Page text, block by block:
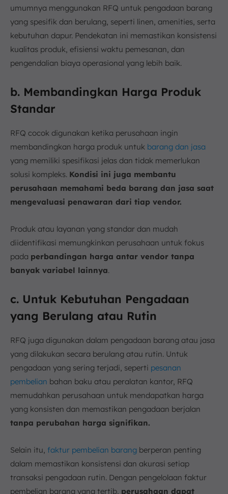
umumnya menggunakan RFQ untuk pengadaan barang
yang spesifik dan berulang, seperti linen, amenities, serta
kebutuhan dapur. Pendekatan ini memastikan konsistensi
kualitas produk, efisiensi waktu pemesanan, dan
pengendalian biaya operasional yang lebih baik.
b. Membandingkan Harga Produk
Standar
RFQ cocok digunakan ketika perusahaan ingin
membandingkan harga produk untuk barang dan jasa
yang memiliki spesifikasi jelas dan tidak memerlukan
solusi kompleks. Kondisi ini juga membantu
perusahaan memahami beda barang dan jasa saat
mengevaluasi penawaran dari tiap vendor.
Produk atau layanan yang standar dan mudah
diidentifikasi memungkinkan perusahaan untuk fokus
pada perbandingan harga antar vendor tanpa
banyak variabel lainnya.
c. Untuk Kebutuhan Pengadaan
yang Berulang atau Rutin
RFQ juga digunakan dalam pengadaan barang atau jasa
yang dilakukan secara berulang atau rutin. Untuk
pengadaan yang sering terjadi, seperti pesanan
pembelian bahan baku atau peralatan kantor, RFQ
memudahkan perusahaan untuk mendapatkan harga
yang konsisten dan memastikan pengadaan berjalan
tanpa perubahan harga signifikan.
Selain itu, faktur pembelian barang berperan penting
dalam memastikan konsistensi dan akurasi setiap
transaksi pengadaan rutin. Dengan pengelolaan faktur
pembelian barang yang tertib, perusahaan dapat